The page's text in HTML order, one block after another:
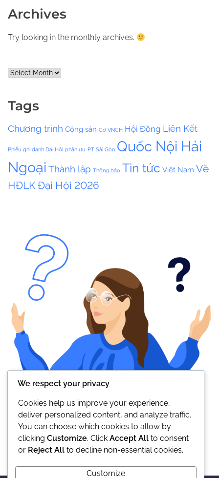
Archives
Try looking in the monthly archives.
A
v
s
Tags
Chương trình Cộng sản Cờ VNCH Hội Đồng Liên Kết
Phiếu ghi danh Dại Hội phân ưu PT Sài Gòn Quốc Nội Hải
Ngoại Thành lập Thông báo Tin tức Việt Nam Về
HĐLKĐại Hội 2026
We respect your privacy
Cookies help us improve your experience,
deliver personalized content, and analyze traffic.
You can choose which cookies to allow by
clicking Customize. Click Accept All to consent
or Reject All to decline non-essential cookies.
Customize